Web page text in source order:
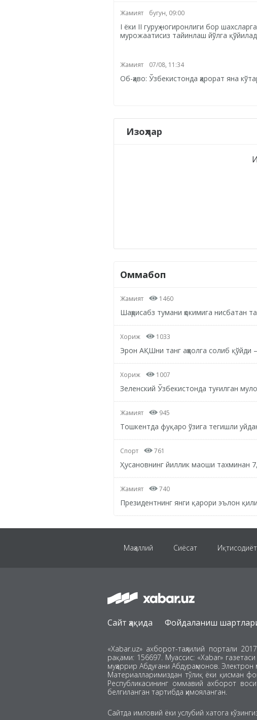
Жамият бугун, 09:00
I ёки II гуруҳ ногиронлиги бор
мурожаатисиз тайинлаш йўлга
Жамият 07/08, 11:34
Об-ҳаво: Ўзбекистонда ҳарорат яна
Изоҳлар
Оммабоп
Жамият 1460
Шаҳрисабз тумани ҳокимига нисбатан
Хориж 1033
Эрон АҚШни танг аҳволга солиб қўйди
Хориж 1007
Зеленский Ўзбекистонда туғилган
Жамият 945
Тошкентда фуқаро ўзига тегишли
Спорт 761
Ҳусановнинг йиллик маоши тахминан
Жамият 740
Президентнинг янги қарори эълон
Маҳаллий Сиёсат Иқтисодиёт
ЖЧ-2026
Сайт ҳақида Фойдаланиш
«Xabar.uz» ахборот-таҳлилий портали
рақами: 156697. Муассис: «Xabar»
муҳаррир Абдуғани Абдураҳмонов.
Материалларимиздан тўлиқ ёки қисман
Республикасининг оммавий ахборот
белгиланган тартибда ҳимояланган.
Сайтда имловий ёки услубий хатога